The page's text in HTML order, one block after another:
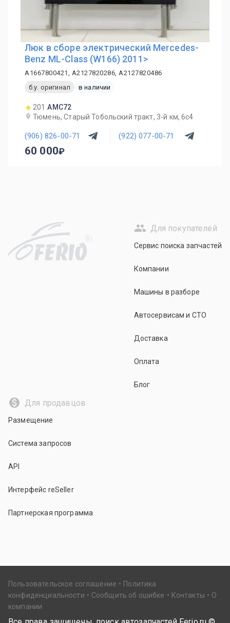
Люк в сборе электрический Mercedes-
Benz ML-Class (W166) 2011>
A1667800421, A2127820286, A2127820486
б.у. оригинал
в наличии
201 AMC72
Тюмень, Старый Тобольский тракт, 3-й км, 6с4
(906) 826-00-71 (922) 077-00-71
60 000
R
Для покупателей
Сервис поиска запчастей
Компании
Машины в разборе
Автосервисам и СТО
Доставка
Оплата
Блог
Для продавцов
Размещение
Система запросов
API
Интерфейс reSeller
Партнерская программа
Пользовательское соглашение
Политика
конфиденциальности
Сообщить об ошибке Контакты
О
компании